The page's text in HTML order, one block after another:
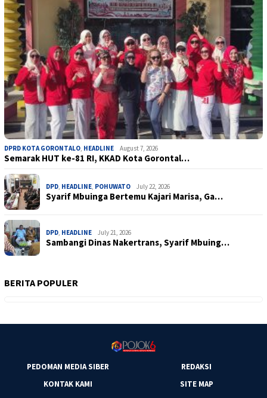
DPRD KOTA GORONTALO HEADLINE August 7, 2026
Semarak HUT ke-81 RI, KKAD Kota Gorontal…
DPD HEADLINE POHUWATO July 22, 2026
Syarif Mbuinga Bertemu Kajari Marisa, Ga…
DPD HEADLINE July 21, 2026
Sambangi Dinas Nakertrans, Syarif Mbuing…
BERITA POPULER
PEDOMAN MEDIA SIBER
REDAKSI
KONTAK KAMI
SITE MAP